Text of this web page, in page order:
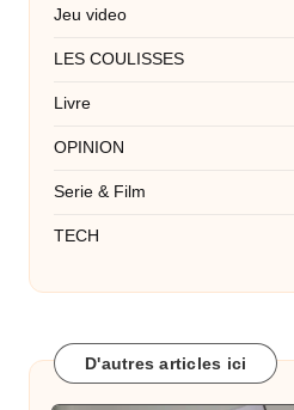
Jeu video
LES COULISSES
Livre
OPINION
Serie & Film
TECH
D'autres articles ici